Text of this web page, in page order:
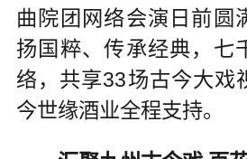
曲院团网络会演日前圆
扬国粹、传承经典，七
络，共享33场古今大戏
今世缘酒业全程支持。